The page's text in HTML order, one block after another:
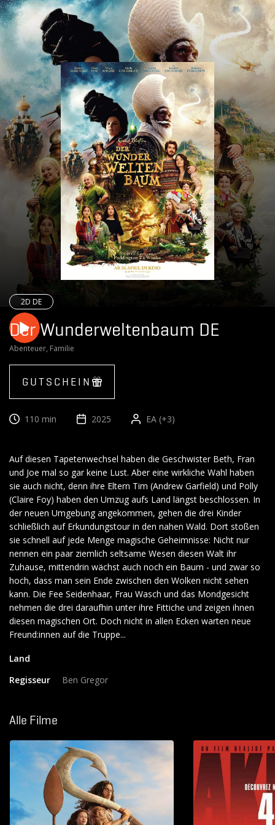
CINE DIKRICH
2D DE
Der Wunderweltenbaum DE
Abenteuer, Familie
GUTSCHEIN
110 min 2025 EA (+3)
Auf diesen Tapetenwechsel haben die Geschwister Beth, Fran
und Joe mal so gar keine Lust. Aber eine wirkliche Wahl haben
sie auch nicht, denn ihre Eltern Tim (Andrew Garfield) und Polly
(Claire Foy) haben den Umzug aufs Land längst beschlossen. In
der neuen Umgebung angekommen, gehen die drei Kinder
schließlich auf Erkundungstour in den nahen Wald. Dort stoßen
sie schnell auf jede Menge magische Geheimnisse: Nicht nur
nennen ein paar ziemlich seltsame Wesen diesen Walt ihr
Zuhause, mittendrin wächst auch noch ein Baum - und zwar so
hoch, dass man sein Ende zwischen den Wolken nicht sehen
kann. Die Fee Seidenhaar, Frau Wasch und das Mondgesicht
nehmen die drei daraufhin unter ihre Fittiche und zeigen ihnen
diesen magischen Ort. Doch nicht in allen Ecken warten neue
Land
Regisseur
Ben Gregor
Alle Filme